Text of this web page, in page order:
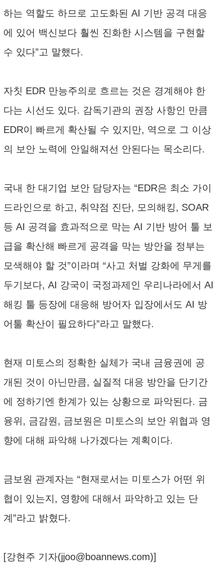
하는 역할도 하므로 고도화된 AI 기반 공격 대응
에 있어 백신보다 훨씬 진화한 시스템을 구현할
수 있다”고 말했다.
자칫 EDR 만능주의로 흐르는 것은 경계해야 한
다는 시선도 있다. 감독기관의 권장 사항인 만큼
EDR이 빠르게 확산될 수 있지만, 역으로 그 이상
의 보안 노력에 안일해져선 안된다는 목소리다.
국내 한 대기업 보안 담당자는 “EDR은 최소 가이
드라인으로 하고, 취약점 진단, 모의해킹, SOAR
등 AI 공격을 효과적으로 막는 AI 기반 방어 툴 보
급을 확산해 빠르게 공격을 막는 방안을 정부는
모색해야 할 것”이라며 “사고 처벌 강화에 무게를
두기보다, AI 강국이 국정과제인 우리나라에서 AI
해킹 툴 등장에 대응해 방어자 입장에서도 AI 방
어툴 확산이 필요하다”라고 말했다.
현재 미토스의 정확한 실체가 국내 금융권에 공
개된 것이 아닌만큼, 실질적 대응 방안을 단기간
에 정하기엔 한계가 있는 상황으로 파악된다. 금
융위, 금감원, 금보원은 미토스의 보안 위협과 영
향에 대해 파악해 나가겠다는 계획이다.
금보원 관계자는 “현재로서는 미토스가 어떤 위
협이 있는지, 영향에 대해서 파악하고 있는 단
계”라고 밝혔다.
[강현주 기자(jjoo@boannews.com)]